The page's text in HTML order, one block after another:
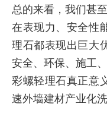
总的来看，我们甚
在表现力、安全性
理石都表现出巨大
安全、环保、施工
彩螺轻理石真正意
速外墙建材产业化洗